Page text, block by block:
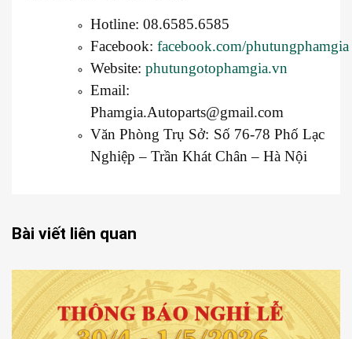
Hotline: 08.6585.6585
Facebook: facebook.com/phutungphamgia
Website: phutungotophamgia.vn
Email:
Phamgia.Autoparts@gmail.com
Văn Phòng Trụ Sở: Số 76-78 Phố Lạc
Nghiệp – Trần Khát Chân – Hà Nội
Bài viết liên quan